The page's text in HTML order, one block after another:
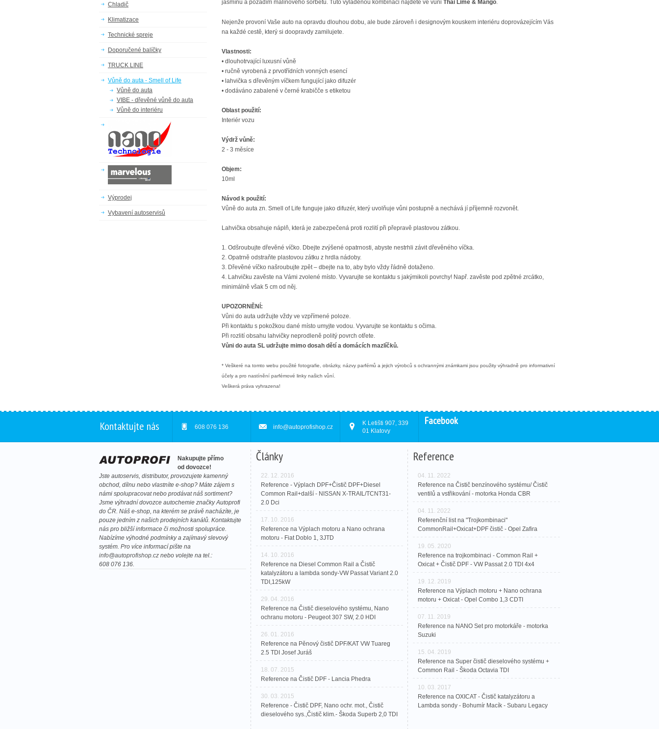
Chladič
Klimatizace
Technické spreje
Doporučené balíčky
TRUCK LINE
Vůně do auta - Smell of Life
Vůně do auta
VIBE - dřevěné vůně do auta
Vůně do interiéru
Výprodej
Vybavení autoservisů
jasmínu a pozadím malinového sorbetu. Tuto vyladěnou kombinaci najdete ve vůni Thai Lime & Mango.
Nejenže provoní Vaše auto na opravdu dlouhou dobu, ale bude zároveň i designovým kouskem interiéru doprovázejícím Vás
na každé cestě, který si doopravdy zamilujete.
Vlastnosti:
• dlouhotrvající luxusní vůně
• ručně vyrobená z prvotřídních vonných esencí
• lahvička s dřevěným víčkem fungující jako difuzér
• dodáváno zabalené v černé krabičče s etiketou
Oblast použití:
Interiér vozu
Výdrž vůně:
2 - 3 měsíce
Objem:
10ml
Návod k použití:
Vůně do auta zn. Smell of Life funguje jako difuzér, který uvolňuje vůni postupně a nechává jí příjemně rozvonět.
Lahvička obsahuje náplň, která je zabezpečená proti rozlití při přepravě plastovou zátkou.
1. Odšroubujte dřevěné víčko. Dbejte zvýšené opatrnosti, abyste nestrhli závit dřevěného víčka.
2. Opatrně odstraňte plastovou zátku z hrdla nádoby.
3. Dřevěné víčko našroubujte zpět – dbejte na to, aby bylo vždy řádně dotaženo.
4. Lahvičku zavěste na Vámi zvolené místo. Vyvarujte se kontaktu s jakýmikoli povrchy! Např. zavěste pod zpětné zrcátko,
minimálně však 5 cm od něj.
UPOZORNĚNÍ:
Vůni do auta udržujte vždy ve vzpřímené poloze.
Při kontaktu s pokožkou dané místo umyjte vodou. Vyvarujte se kontaktu s očima.
Při rozlití obsahu lahvičky neprodleně politý povrch otřete.
Vůni do auta SL udržujte mimo dosah dětí a domácích mazlíčků.
* Veškeré na tomto webu použité fotografie, obrázky, názvy parfémů a jejich výrobců s ochrannými známkami jsou použity výhradně pro informativní
účely a pro nastínění parfémové linky našich vůní.
Veškerá práva vyhrazena!
Kontaktujte nás 608 076 136 info@autoprofishop.cz
K Letišti 907, 339
01 Klatovy
Facebook
Nakupujte přímo
od dovozce!
Jste autoservis, distributor, provozujete kamenný
obchod, dílnu nebo vlastníte e-shop? Máte zájem s
námi spolupracovat nebo prodávat náš sortiment?
Jsme výhradní dovozce autochemie značky Autoprofi
do ČR. Náš e-shop, na kterém se právě nacházíte, je
pouze jedním z našich prodejních kanálů. Kontaktujte
nás pro bližší informace či možnosti spolupráce.
Nabízíme výhodné podmínky a zajímavý slevový
systém. Pro více informací pište na
info@autoprofishop.cz nebo volejte na tel.:
608 076 136.
Články
22. 12. 2016
Reference - Výplach DPF+Čistič DPF+Diesel
Common Rail+další - NISSAN X-TRAIL/TCNT31-
2.0 Dci
17. 10. 2016
Reference na Výplach motoru a Nano ochrana
motoru - Fiat Doblo 1, 3JTD
14. 10. 2016
Reference na Diesel Common Rail a Čistič
katalyzátoru a lambda sondy-VW Passat Variant 2.0
TDI,125kW
29. 04. 2016
Reference na Čistič dieselového systému, Nano
ochranu motoru - Peugeot 307 SW, 2.0 HDI
26. 01. 2016
Reference na Pěnový čistič DPF/KAT VW Tuareg
2.5 TDI Josef Juráš
18. 07. 2015
Reference na Čistič DPF - Lancia Phedra
30. 03. 2015
Reference - Čistič DPF, Nano ochr. mot., Čistič
dieselového sys.,Čistič klim.- Škoda Superb 2,0 TDI
Reference
04. 11. 2022
Reference na Čistič benzínového systému/ Čistič
ventilů a vstřikování - motorka Honda CBR
04. 11. 2022
Referenční list na "Trojkombinaci"
CommonRail+Oxicat+DPF čistič - Opel Zafira
19. 05. 2020
Reference na trojkombinaci - Common Rail +
Oxicat + Čistič DPF - VW Passat 2.0 TDI 4x4
19. 12. 2019
Reference na Výplach motoru + Nano ochrana
motoru + Oxicat - Opel Combo 1,3 CDTI
07. 11. 2019
Reference na NANO Set pro motorkáře - motorka
Suzuki
15. 04. 2019
Reference na Super čistič dieselového systému +
Common Rail - Škoda Octavia TDI
10. 03. 2017
Reference na OXICAT - Čistič katalyzátoru a
Lambda sondy - Bohumír Macík - Subaru Legacy